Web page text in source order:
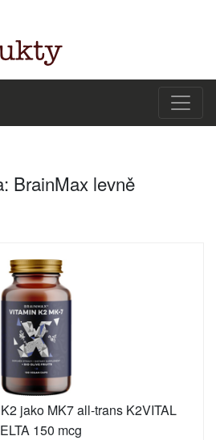
BrainMax levně
jako MK7 all-trans K2VITAL
150 mcg